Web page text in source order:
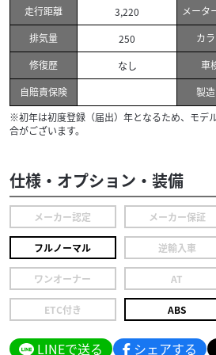
走行距離 3,220
メータ
排気量
250 カ
修復歴
なし
車
自賠責保険
製
※初年は初度登録（届出）年となるため、モデ
合がございます。
仕様・オプション・装備
メーカー認定 メーカー保証
フルノーマル 逆輸入車
ワンオーナー AT
ETC付き ABS
LINEで送る シェアする